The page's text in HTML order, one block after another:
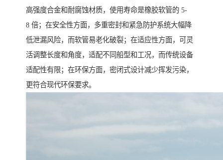
高强度合金和耐腐蚀材质，使用寿命是橡胶软管的 5-
8 倍；在安全性方面，多重密封和紧急防护系统大幅降
低泄漏风险，而软管易老化破裂；在适应性方面，可灵
活调整长度和角度，适配不同船型和工况，而传统设备
适配性有限；在环保方面，密闭式设计减少挥发污染，
更符合现代环保要求。